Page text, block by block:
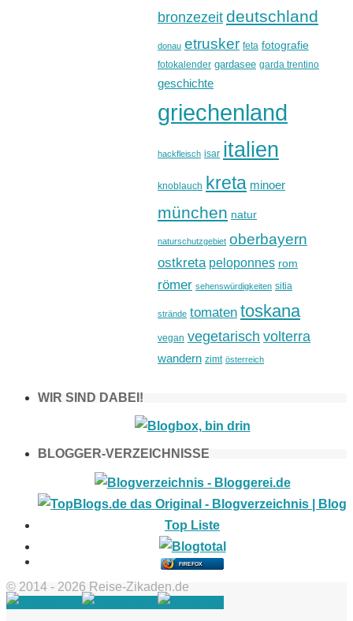
bronzezeit deutschland
donau etrusker feta fotografie
fotokalender gardasee garda trentino
geschichte
griechenland
hackfleisch isar italien
knoblauch kreta minoer
münchen natur
naturschutzgebiet oberbayern
ostkreta peloponnes rom
römer sehenswürdigkeiten sitia
strände tomaten toskana
vegan vegetarisch volterra
wandern zimt österreich
WIR SIND DABEI!
BLOGGER-VERZEICHNISSE
FIREFOX
© 2014 - 2026 Reise-Zikaden.de